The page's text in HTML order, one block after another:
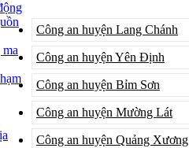
Công an huyện Lang Chánh
Công an huyện Yên Định
Công an huyện Bỉm Sơn
Công an huyện Mường Lát
Công an huyện Quảng Xương